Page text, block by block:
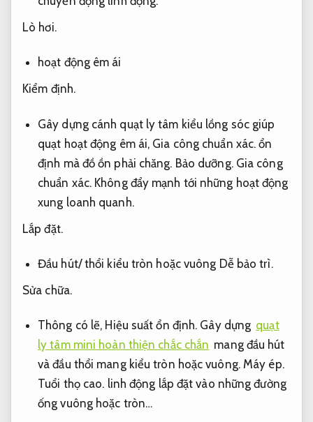
Lò hơi.
hoạt động êm ái
Kiểm định.
Gây dựng cánh quạt ly tâm kiểu lồng sóc giúp
quạt hoạt động êm ái, Gia công chuẩn xác. ổn
định mà đồ ồn phải chăng. Bảo dưỡng. Gia công
chuẩn xác. Không đẩy mạnh tới những hoạt động
xung loanh quanh.
Lắp đặt.
Đầu hút/ thổi kiểu tròn hoặc vuông Dễ bảo trì.
Sửa chữa.
Thông có lẽ, Hiệu suất ổn định. Gây dựng quạt
ly tâm mini hoàn thiện chắc chắn mang đầu hút
và đầu thổi mang kiểu tròn hoặc vuông. Máy ép.
Tuổi thọ cao. linh động lắp đặt vào những đường
ống vuông hoặc tròn…